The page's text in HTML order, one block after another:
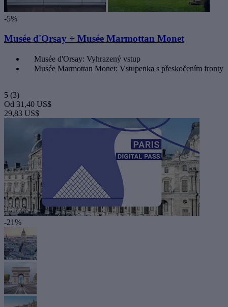
-5%
Musée d'Orsay + Musée Marmottan Monet
Musée d'Orsay: Vyhrazený vstup
Musée Marmottan Monet: Vstupenka s přeskočením fronty
5 (3)
Od 31,40 US$
29,83 US$
-21%